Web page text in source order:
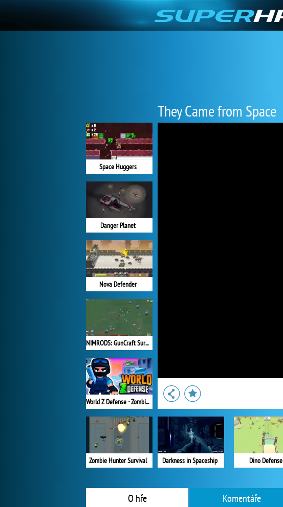
They Came from Space
Space Huggers
Danger Planet
Nova Defender
NIMRODS: GunCraft Survivor
World Z Defense - Zombie Defense
Zombie Hunter Survival Darkness in Spaceship Dino Defense
O hře Komentáře